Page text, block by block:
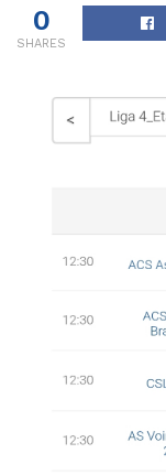
0
SHARES